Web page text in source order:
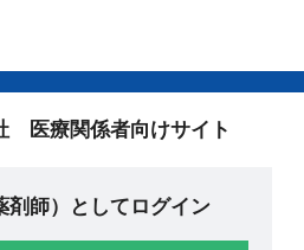
医療関係者向けサイト
剤師）としてログイン